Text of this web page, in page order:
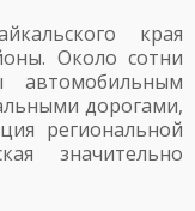
края
Около сотни
дорогами,
региональной
значительно